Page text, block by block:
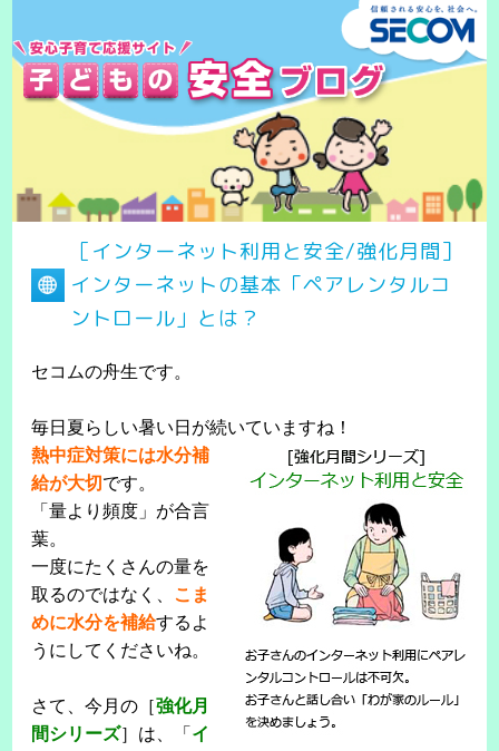
［インターネット利用と安全/強化月間］
インターネットの基本「ペアレンタルコ
ントロール」とは？
セコムの舟生です。
毎日夏らしい暑い日が続いていますね！
熱中症対策には水分補
給が大切 です。
「量より頻度」が合言
葉。
一度にたくさんの量を
取るのではなく、 こま
めに水分を補給するよ
うにしてくださいね。
さて、今月の［強化月
間シリーズ］は、「 イ